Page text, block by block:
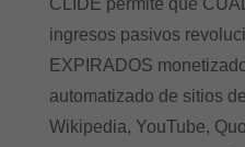
CLIDE permite que
ingresos pasivos
EXPIRADOS
automatizado de sitios
Wikipedia, YouTube,